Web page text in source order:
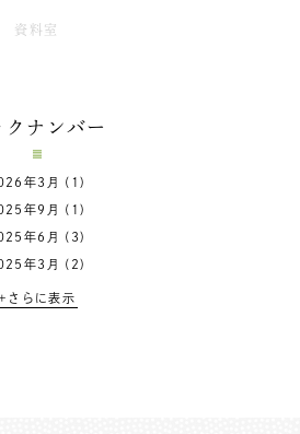
資料室
クナンバー
年3月 (1)
年9月 (1)
年6月 (3)
年3月 (2)
さらに表示